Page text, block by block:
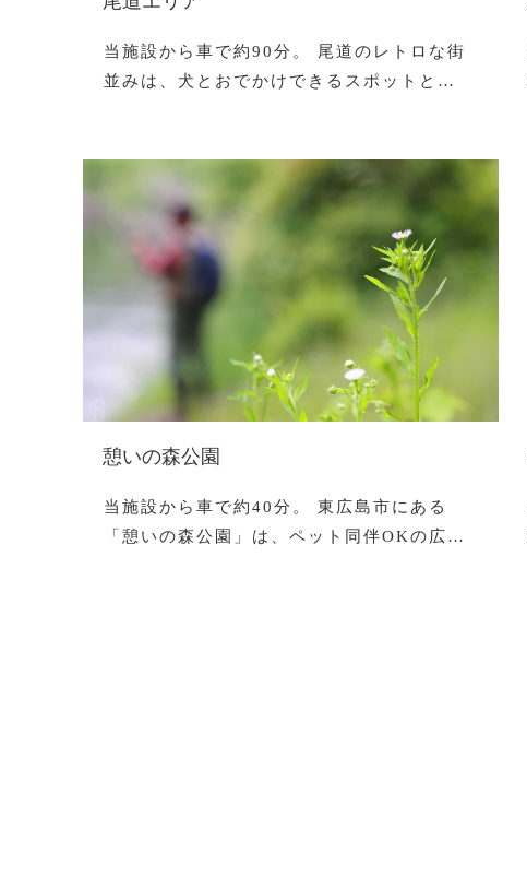
当施設から車で約90分。 尾道のレトロな街
並みは、犬とおでかけできるスポットと…
憩いの森公園
当施設から車で約40分。 東広島市にある
「憩いの森公園」は、ペット同伴OKの広…